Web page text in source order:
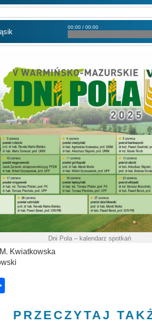
00:00 / 00:00
Dni Pola – kalendarz spotkań
Kwiatkowska
PRZECZYTAJ